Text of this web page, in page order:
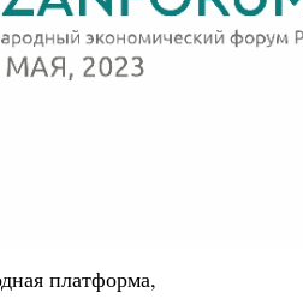
платформа,